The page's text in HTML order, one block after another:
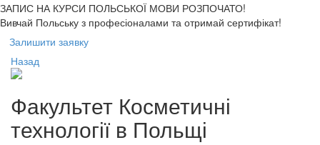
ЗАПИС НА КУРСИ ПОЛЬСЬКОЇ МОВИ РОЗПОЧАТО!
Вивчай Польську з професіоналами та отримай сертифікат!
Залишити заявку
Назад
Факультет Косметичні
технології в Польщі